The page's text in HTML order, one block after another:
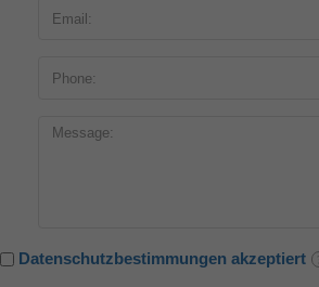
Datenschutzbestimmungen akzeptiert